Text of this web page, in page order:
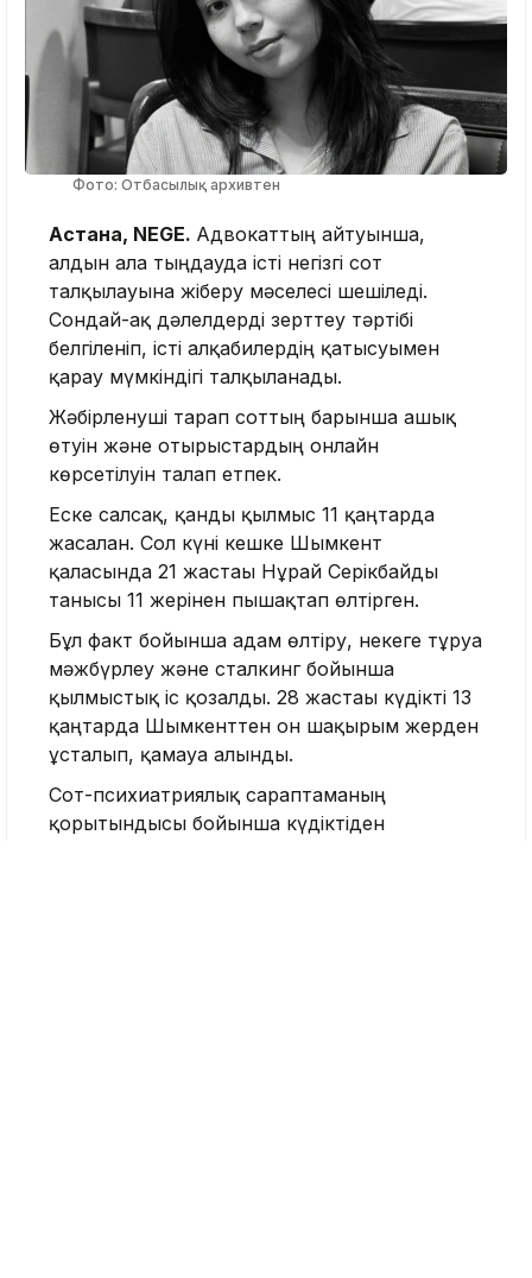
Фото: Отбасылық архивтен
Астана, NEGE. Адвокаттың айтуынша,
алдын ала тыңдауда істі негізгі сот
талқылауына жіберу мәселесі шешіледі.
Сондай-ақ дәлелдерді зерттеу тәртібі
белгіленіп, істі алқабилердің қатысуымен
қарау мүмкіндігі талқыланады.
Жәбірленуші тарап соттың барынша ашық
өтуін және отырыстардың онлайн
көрсетілуін талап етпек.
Еске салсақ, қанды қылмыс 11 қаңтарда
жасалған. Сол күні кешке Шымкент
қаласында 21 жастағы Нұрай Серікбайды
танысы 11 жерінен пышақтап өлтірген.
Бұл факт бойынша адам өлтіру, некеге тұруға
мәжбүрлеу және сталкинг бойынша
қылмыстық іс қозғалды. 28 жастағы күдікті 13
қаңтарда Шымкенттен он шақырым жерден
ұсталып, қамауға алынды.
Сот-психиатриялық сараптаманың
қорытындысы бойынша күдіктіден